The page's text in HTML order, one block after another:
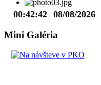
00:42:43 08/08/2026
Mini Galéria